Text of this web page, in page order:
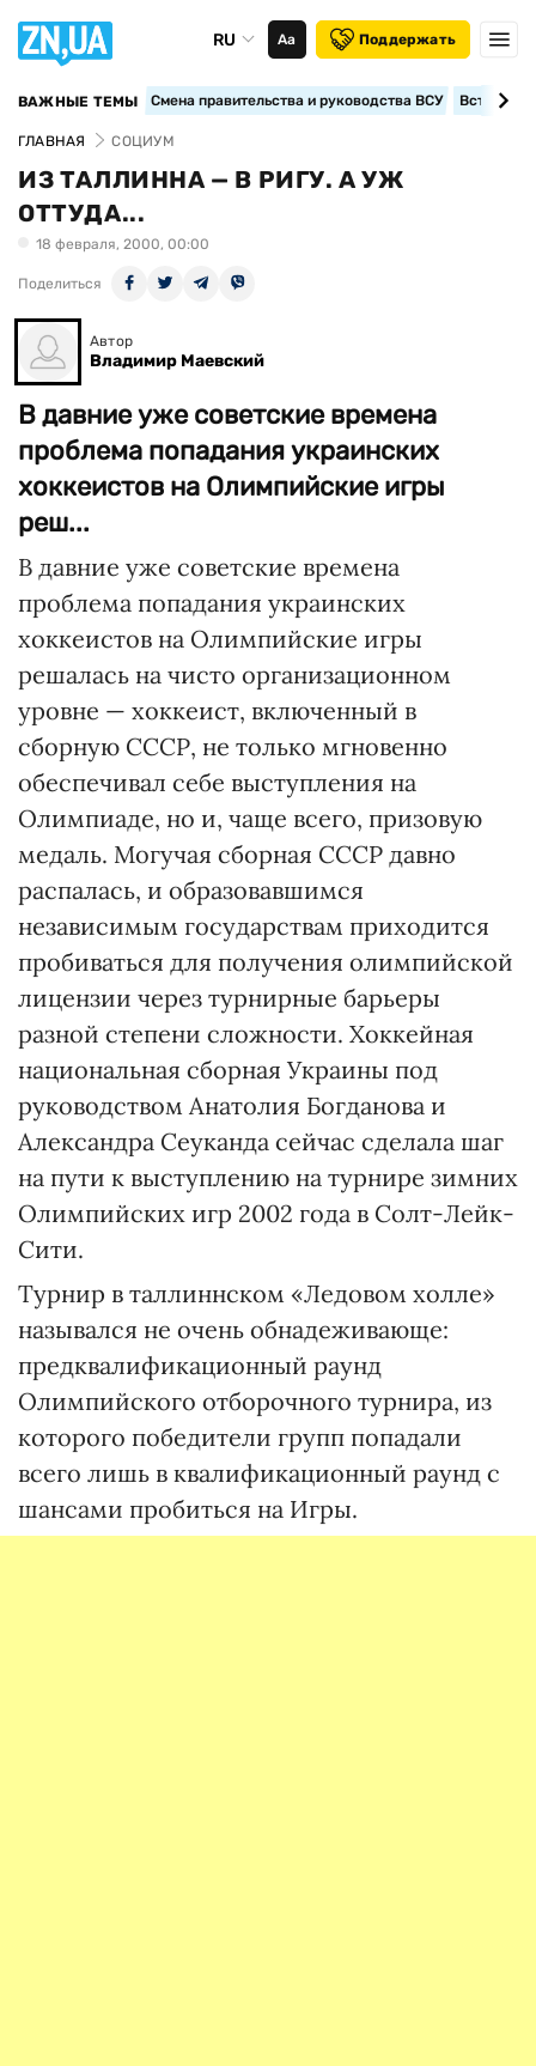
RU Аа Поддержать
ВАЖНЫЕ ТЕМЫ Смена правительства и руководства ВСУ
ГЛАВНАЯ СОЦИУМ
ИЗ ТАЛЛИННА — В РИГУ. А УЖ
ОТТУДА...
18 февраля, 2000, 00:00
Поделиться
Автор
Владимир Маевский
В давние уже советские времена
проблема попадания украинских
хоккеистов на Олимпийские игры
реш...
В давние уже советские времена
проблема попадания украинских
хоккеистов на Олимпийские игры
решалась на чисто организационном
уровне — хоккеист, включенный в
сборную СССР, не только мгновенно
обеспечивал себе выступления на
Олимпиаде, но и, чаще всего, призовую
медаль. Могучая сборная СССР давно
распалась, и образовавшимся
независимым государствам приходится
пробиваться для получения олимпийской
лицензии через турнирные барьеры
разной степени сложности. Хоккейная
национальная сборная Украины под
руководством Анатолия Богданова и
Александра Сеуканда сейчас сделала шаг
на пути к выступлению на турнире зимних
Олимпийских игр 2002 года в Солт-Лейк-
Сити.
Турнир в таллиннском «Ледовом холле»
назывался не очень обнадеживающе:
предквалификационный раунд
Олимпийского отборочного турнира, из
которого победители групп попадали
всего лишь в квалификационный раунд с
шансами пробиться на Игры.